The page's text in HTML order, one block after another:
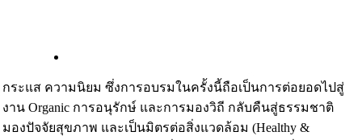
กระแส ความนิยม ซึ่งการอบรมในครั้งนี้ถือเป็นการต่อยอดไปสู่
งาน Organic การอนุรักษ์ และการมองวิถี กลับคืนสู่ธรรมชาติ
มองปัจจัยสุขภาพ และเป็นมิตรต่อสิ่งแวดล้อม (Healthy &